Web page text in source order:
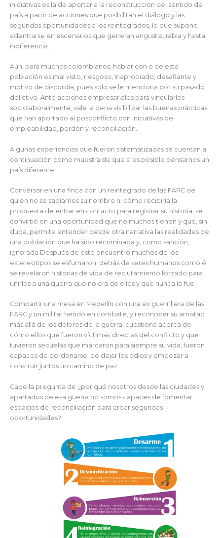
iniciativas es la de aportar a la reconstrucción del sentido de
país a partir de acciones que posibilitan el diálogo y las
segundas oportunidades a los reintegrados, lo que supone
adentrarse en escenarios que generan angustia, rabia y hasta
indiferencia.
Aún, para muchos colombianos, hablar con o de esta
población es mal visto, riesgoso, inapropiado, desafiante y
motivo de discordia, pues solo se le menciona por su pasado
delictivo. Ante acciones empresariales para vincularlos
sociolaboralmente, vale la pena visibilizar las buenas prácticas
que han aportado al posconflicto con iniciativas de
empleabilidad, perdón y reconciliación.
Algunas experiencias que fueron sistematizadas se cuentan a
continuación como muestra de que sí es posible pensarnos un
país diferente:
Conversar en una finca con un reintegrado de las FARC de
quien no se sabíamos su nombre ni cómo recibiría la
propuesta de entrar en contacto para registrar su historia, se
convirtió en una oportunidad que no muchos tienen y que, sin
duda, permite entender desde otra narrativa las realidades de
una población que ha sido recriminada y, como sanción,
ignorada Después de este encuentro muchos de los
estereotipos se esfumaron, detrás de seres humanos como él
se revelaron historias de vida de reclutamiento forzado para
unirlos a una guerra que no era de ellos y que nunca lo fue.
Compartir una mesa en Medellín con una ex guerrillera de las
FARC y un militar herido en combate, y reconocer su amistad
más allá de los dolores de la guerra, cuestiona acerca de
cómo ellos que fueron víctimas directas del conflicto y que
tuvieron secuelas que marcaron para siempre su vida, fueron
capaces de perdonarse, de dejar los odios y empezar a
construir juntos un camino de paz.
Cabe la pregunta de ¿por qué nosotros desde las ciudades y
apartados de esa guerra no somos capaces de fomentar
espacios de reconciliación para crear segundas
oportunidades?